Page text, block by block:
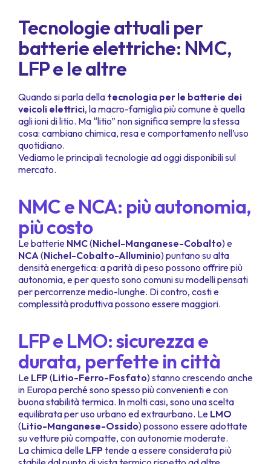
Tecnologie attuali per
batterie elettriche: NMC,
LFP e le altre
Quando si parla della tecnologia per le batterie dei
veicoli elettrici, la macro-famiglia più comune è quella
agli ioni di litio. Ma “litio” non significa sempre la stessa
cosa: cambiano chimica, resa e comportamento nell’uso
quotidiano.
Vediamo le principali tecnologie ad oggi disponibili sul
mercato.
NMC e NCA: più autonomia,
più costo
Le batterie NMC(Nichel-Manganese-Cobalto) e
NCA(Nichel-Cobalto-Alluminio) puntano su alta
densità energetica: a parità di peso possono offrire più
autonomia, e per questo sono comuni su modelli pensati
per percorrenze medio-lunghe. Di contro, costi e
complessità produttiva possono essere maggiori.
LFP e LMO: sicurezza e
durata, perfette in città
Le LFP (Litio-Ferro-Fosfato) stanno crescendo anche
in Europa perché sono spesso più convenienti e con
buona stabilità termica. In molti casi, sono una scelta
equilibrata per uso urbano ed extraurbano. Le LMO
(Litio-Manganese-Ossido) possono essere adottate
su vetture più compatte, con autonomie moderate.
La chimica delle LFP tende a essere considerata più